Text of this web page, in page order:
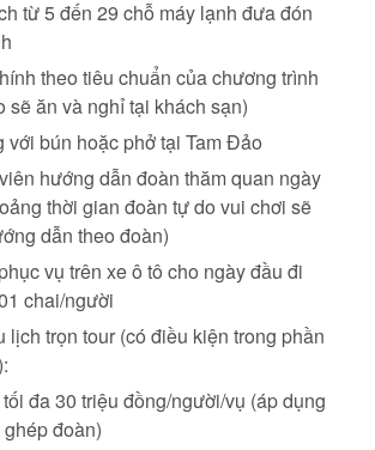
từ 5 đến 29 chỗ máy lạnh đưa đón
theo tiêu chuẩn của chương trình
sẽ ăn và nghỉ tại khách sạn)
với bún hoặc phở tại Tam Đảo
hướng dẫn đoàn thăm quan ngày
thời gian đoàn tự do vui chơi sẽ
dẫn theo đoàn)
vụ trên xe ô tô cho ngày đầu đi
chai/người
lịch trọn tour (có điều kiện trong phần
đa 30 triệu đồng/người/vụ (áp dụng
đoàn)